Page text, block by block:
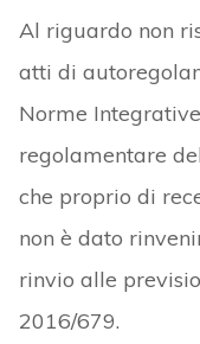
Al riguardo non
atti di
Norme
regolamentare
che proprio di
non è dato
rinvio alle
2016/679.